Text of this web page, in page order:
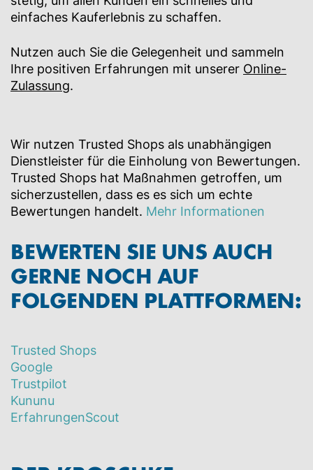
einfaches Kauferlebnis zu schaffen.
Nutzen auch Sie die Gelegenheit und sammeln
Ihre positiven Erfahrungen mit unserer Online-
Zulassung.
Wir nutzen Trusted Shops als unabhängigen
Dienstleister für die Einholung von Bewertungen.
Trusted Shops hat Maßnahmen getroffen, um
sicherzustellen, dass es es sich um echte
Bewertungen handelt. Mehr Informationen
BEWERTEN SIE UNS AUCH
GERNE NOCH AUF
FOLGENDEN PLATTFORMEN:
Trusted Shops
Google
Trustpilot
Kununu
ErfahrungenScout